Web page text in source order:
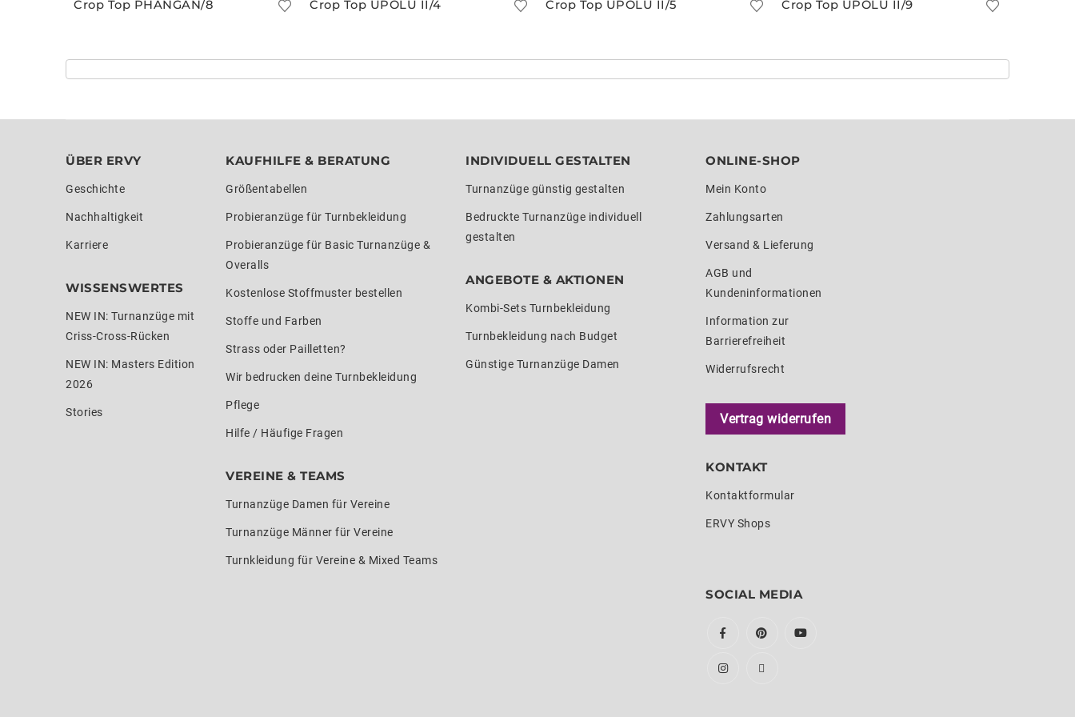
Crop Top PHANGAN/8 Crop Top UPOLU II/4 Crop Top UPOLU II/5 Crop Top UPOLU II/9
ÜBER ERVY
Geschichte
Nachhaltigkeit
Karriere
WISSENSWERTES
NEW IN: Turnanzüge mit
Criss-Cross-Rücken
NEW IN: Masters Edition
2026
Stories
KAUFHILFE & BERATUNG
Größentabellen
Probieranzüge für Turnbekleidung
Probieranzüge für Basic Turnanzüge &
Overalls
Kostenlose Stoffmuster bestellen
Stoffe und Farben
Strass oder Pailletten?
Wir bedrucken deine Turnbekleidung
Pflege
Hilfe / Häufige Fragen
VEREINE & TEAMS
Turnanzüge Damen für Vereine
Turnanzüge Männer für Vereine
Turnkleidung für Vereine & Mixed Teams
INDIVIDUELL GESTALTEN
Turnanzüge günstig gestalten
Bedruckte Turnanzüge individuell
gestalten
ANGEBOTE & AKTIONEN
Kombi-Sets Turnbekleidung
Turnbekleidung nach Budget
Günstige Turnanzüge Damen
ONLINE-SHOP
Mein Konto
Zahlungsarten
Versand & Lieferung
AGB und
Kundeninformationen
Information zur
Barrierefreiheit
Widerrufsrecht
Vertrag widerrufen
KONTAKT
Kontaktformular
ERVY Shops
SOCIAL MEDIA